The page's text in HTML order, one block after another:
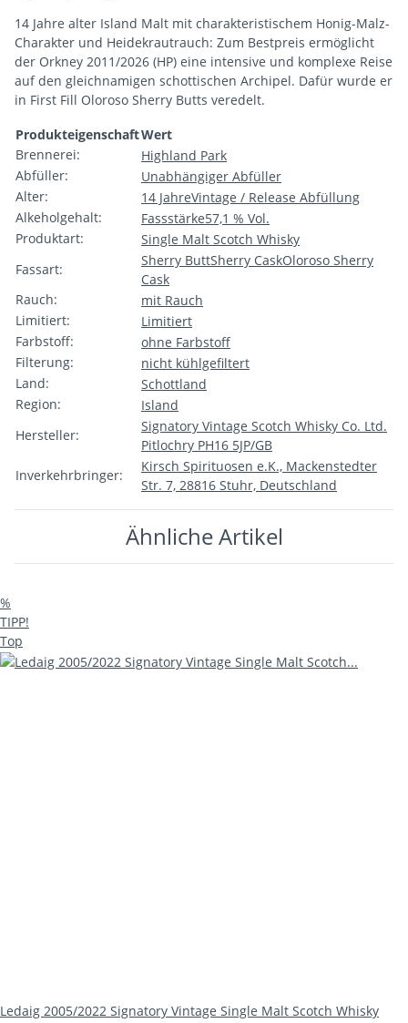
14 Jahre alter Island Malt mit charakteristischem Honig-Malz-
Charakter und Heidekrautrauch: Zum Bestpreis ermöglicht
der Orkney 2011/2026 (HP) eine intensive und komplexe Reise
auf den gleichnamigen schottischen Archipel. Dafür wurde er
in First Fill Oloroso Sherry Butts veredelt.
ProdukteigenschaftWert
Brennerei:
Highland Park
Abfüller:
Unabhängiger Abfüller
Alter:
14 JahreVintage / Release Abfüllung
Alkeholgehalt:
Fassstärke57,1 % Vol.
Produktart:
Single Malt Scotch Whisky
Fassart:
Sherry ButtSherry CaskOloroso Sherry
Cask
Rauch:
mit Rauch
Limitiert:
Limitiert
Farbstoff:
ohne Farbstoff
Filterung:
nicht kühlgefiltert
Land:
Schottland
Region:
Island
Hersteller:
Signatory Vintage Scotch Whisky Co. Ltd.
Pitlochry PH16 5JP/GB
Inverkehrbringer:
Kirsch Spirituosen e.K., Mackenstedter
Str. 7, 28816 Stuhr, Deutschland
Ähnliche Artikel
%
TIPP!
Top
Ledaig 2005/2022 Signatory Vintage Single Malt Scotch Whisky